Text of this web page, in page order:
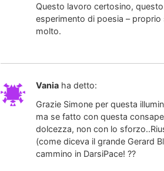
Questo lavoro certosino,
esperimento di poesia –
molto.
Vania ha detto:
Grazie Simone per questa
ma se fatto con questa
dolcezza, non con lo
(come diceva il grande Gerard
cammino in DarsiPace! ??